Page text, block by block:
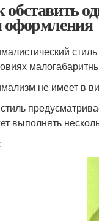
обставить
оформления
не имеет в
выполнять